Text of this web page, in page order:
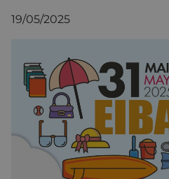
19/05/2025